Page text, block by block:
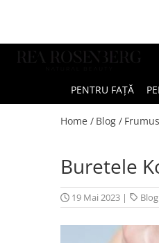
PENTRU FAȚĂ
Home / Blog /
Buretele
19 Mai 2023 | Blog